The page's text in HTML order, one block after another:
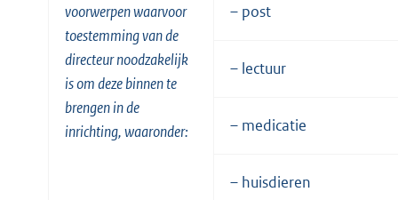
voorwerpen waarvoor
toestemming van de
directeur noodzakelijk
is om deze binnen te
brengen in de
inrichting, waaronder:
– post
– lectuur
– medicatie
– huisdieren